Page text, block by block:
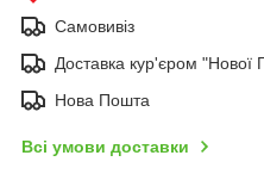
Самовивіз
Доставка кур'єром "Нової
Нова Пошта
Всі умови доставки